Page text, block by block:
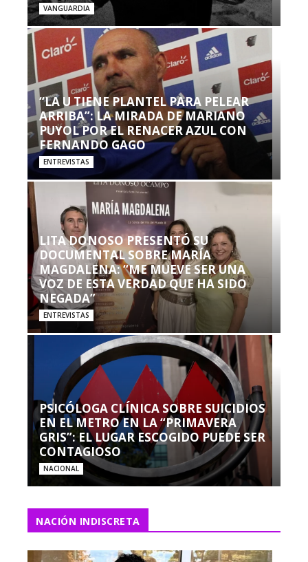
VANGUARDIA
“LA U TIENE PLANTEL PARA PELEAR
ARRIBA”: LA MIRADA DE MARIANO
PUYOL POR EL RENACER AZUL CON
FERNANDO GAGO
ENTREVISTAS
LITA DONOSO PRESENTÓ SU
DOCUMENTAL SOBRE MARÍA
MAGDALENA: “ME MUEVE SER UNA
VOZ DE ESTA VERDAD QUE HA SIDO
NEGADA”
ENTREVISTAS
PSICÓLOGA CLÍNICA SOBRE SUICIDIOS
EN EL METRO EN LA “PRIMAVERA
GRIS”: EL LUGAR ESCOGIDO PUEDE SER
CONTAGIOSO
NACIONAL
NACIÓN INDISCRETA